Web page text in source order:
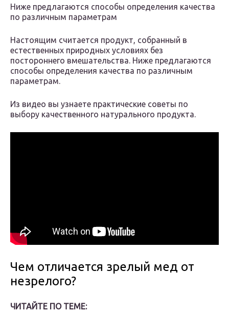
Ниже предлагаются способы определения качества
по различным параметрам
Настоящим считается продукт, собранный в
естественных природных условиях без
постороннего вмешательства. Ниже предлагаются
способы определения качества по различным
параметрам.
Из видео вы узнаете практические советы по
выбору качественного натурального продукта.
Чем отличается зрелый мед от
незрелого?
ЧИТАЙТЕ ПО ТЕМЕ: